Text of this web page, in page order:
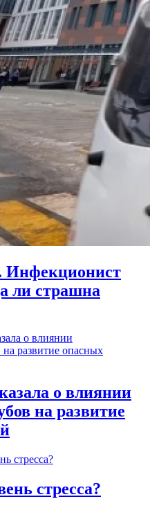
Инфекционист
ли страшна
о влиянии
на развитие
стресса?